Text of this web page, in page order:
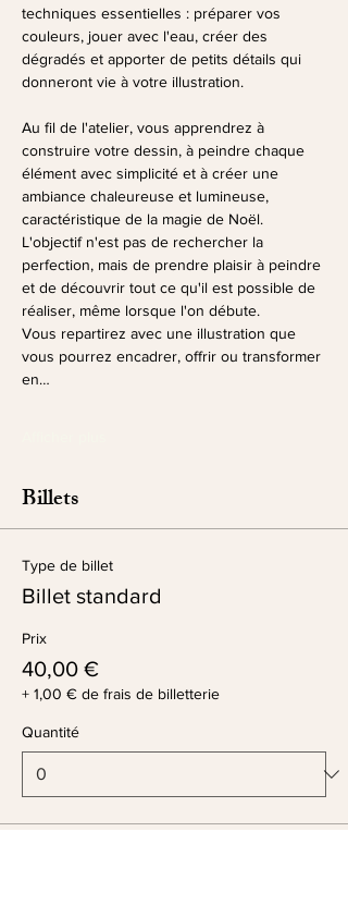
techniques essentielles : préparer vos
couleurs, jouer avec l'eau, créer des
dégradés et apporter de petits détails qui
donneront vie à votre illustration.
Au fil de l'atelier, vous apprendrez à
construire votre dessin, à peindre chaque
élément avec simplicité et à créer une
ambiance chaleureuse et lumineuse,
caractéristique de la magie de Noël.
L'objectif n'est pas de rechercher la
perfection, mais de prendre plaisir à peindre
et de découvrir tout ce qu'il est possible de
réaliser, même lorsque l'on débute.
Vous repartirez avec une illustration que
vous pourrez encadrer, offrir ou transformer
en…
Billets
Type de billet
Billet standard
Prix
40,00 €
+ 1,00 € de frais de billetterie
Quantité